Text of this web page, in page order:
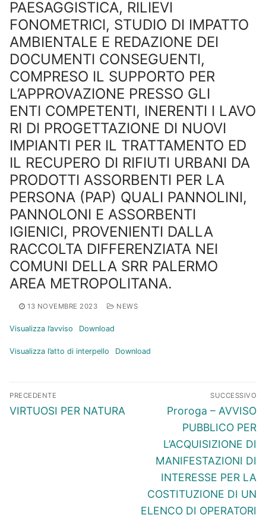
PAESAGGISTICA, RILIEVI
FONOMETRICI, STUDIO DI IMPATTO
AMBIENTALE E REDAZIONE DEI
DOCUMENTI CONSEGUENTI,
COMPRESO IL SUPPORTO PER
L’APPROVAZIONE PRESSO GLI
ENTI COMPETENTI, INERENTI I LAVO
RI DI PROGETTAZIONE DI NUOVI
IMPIANTI PER IL TRATTAMENTO ED
IL RECUPERO DI RIFIUTI URBANI DA
PRODOTTI ASSORBENTI PER LA
PERSONA (PAP) QUALI PANNOLINI,
PANNOLONI E ASSORBENTI
IGIENICI, PROVENIENTI DALLA
RACCOLTA DIFFERENZIATA NEI
COMUNI DELLA SRR PALERMO
AREA METROPOLITANA.
13 NOVEMBRE 2023 NEWS
Visualizza l’avviso Download
Visualizza l’atto di interpello Download
Navigazione
articoli
PRECEDENTE
Articolo
VIRTUOSI PER NATURA
SUCCESSIVO
Articolo
successivo:
Proroga – AVVISO
PUBBLICO PER
L’ACQUISIZIONE DI
MANIFESTAZIONI DI
INTERESSE PER LA
COSTITUZIONE DI UN
ELENCO DI OPERATORI